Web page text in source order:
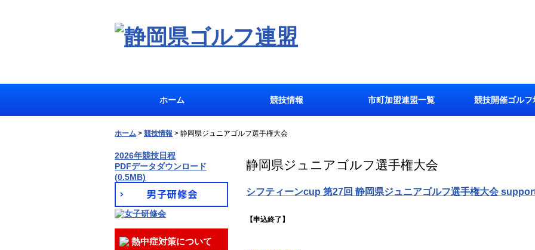
ホーム 競技情報 市町加盟連盟一覧 競技開催ゴルフ
ホーム > 競技情報 > 静岡県ジュニアゴルフ選手権大会
2026年競技日程
PDFデータダウンロード
(0.5MB)
熱中症対策について
静岡県ジュニアゴルフ選手権大会
シフティーンcup 第27回 静岡県ジュニアゴルフ選手権大会
【申込終了】